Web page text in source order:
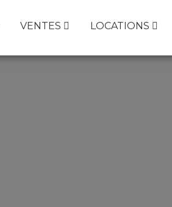
VENTES LOCATIONS